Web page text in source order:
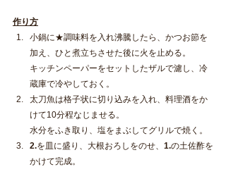
作り方
小鍋に★調味料を入れ沸騰したら、かつお節を
加え、ひと煮立ちさせた後に火を止める。
キッチンペーパーをセットしたザルで濾し、冷
蔵庫で冷やしておく。
太刀魚は格子状に切り込みを入れ、料理酒をか
けて10分程なじませる。
水分をふき取り、塩をまぶしてグリルで焼く。
2.を皿に盛り、大根おろしをのせ、 1.の土佐酢を
かけて完成。